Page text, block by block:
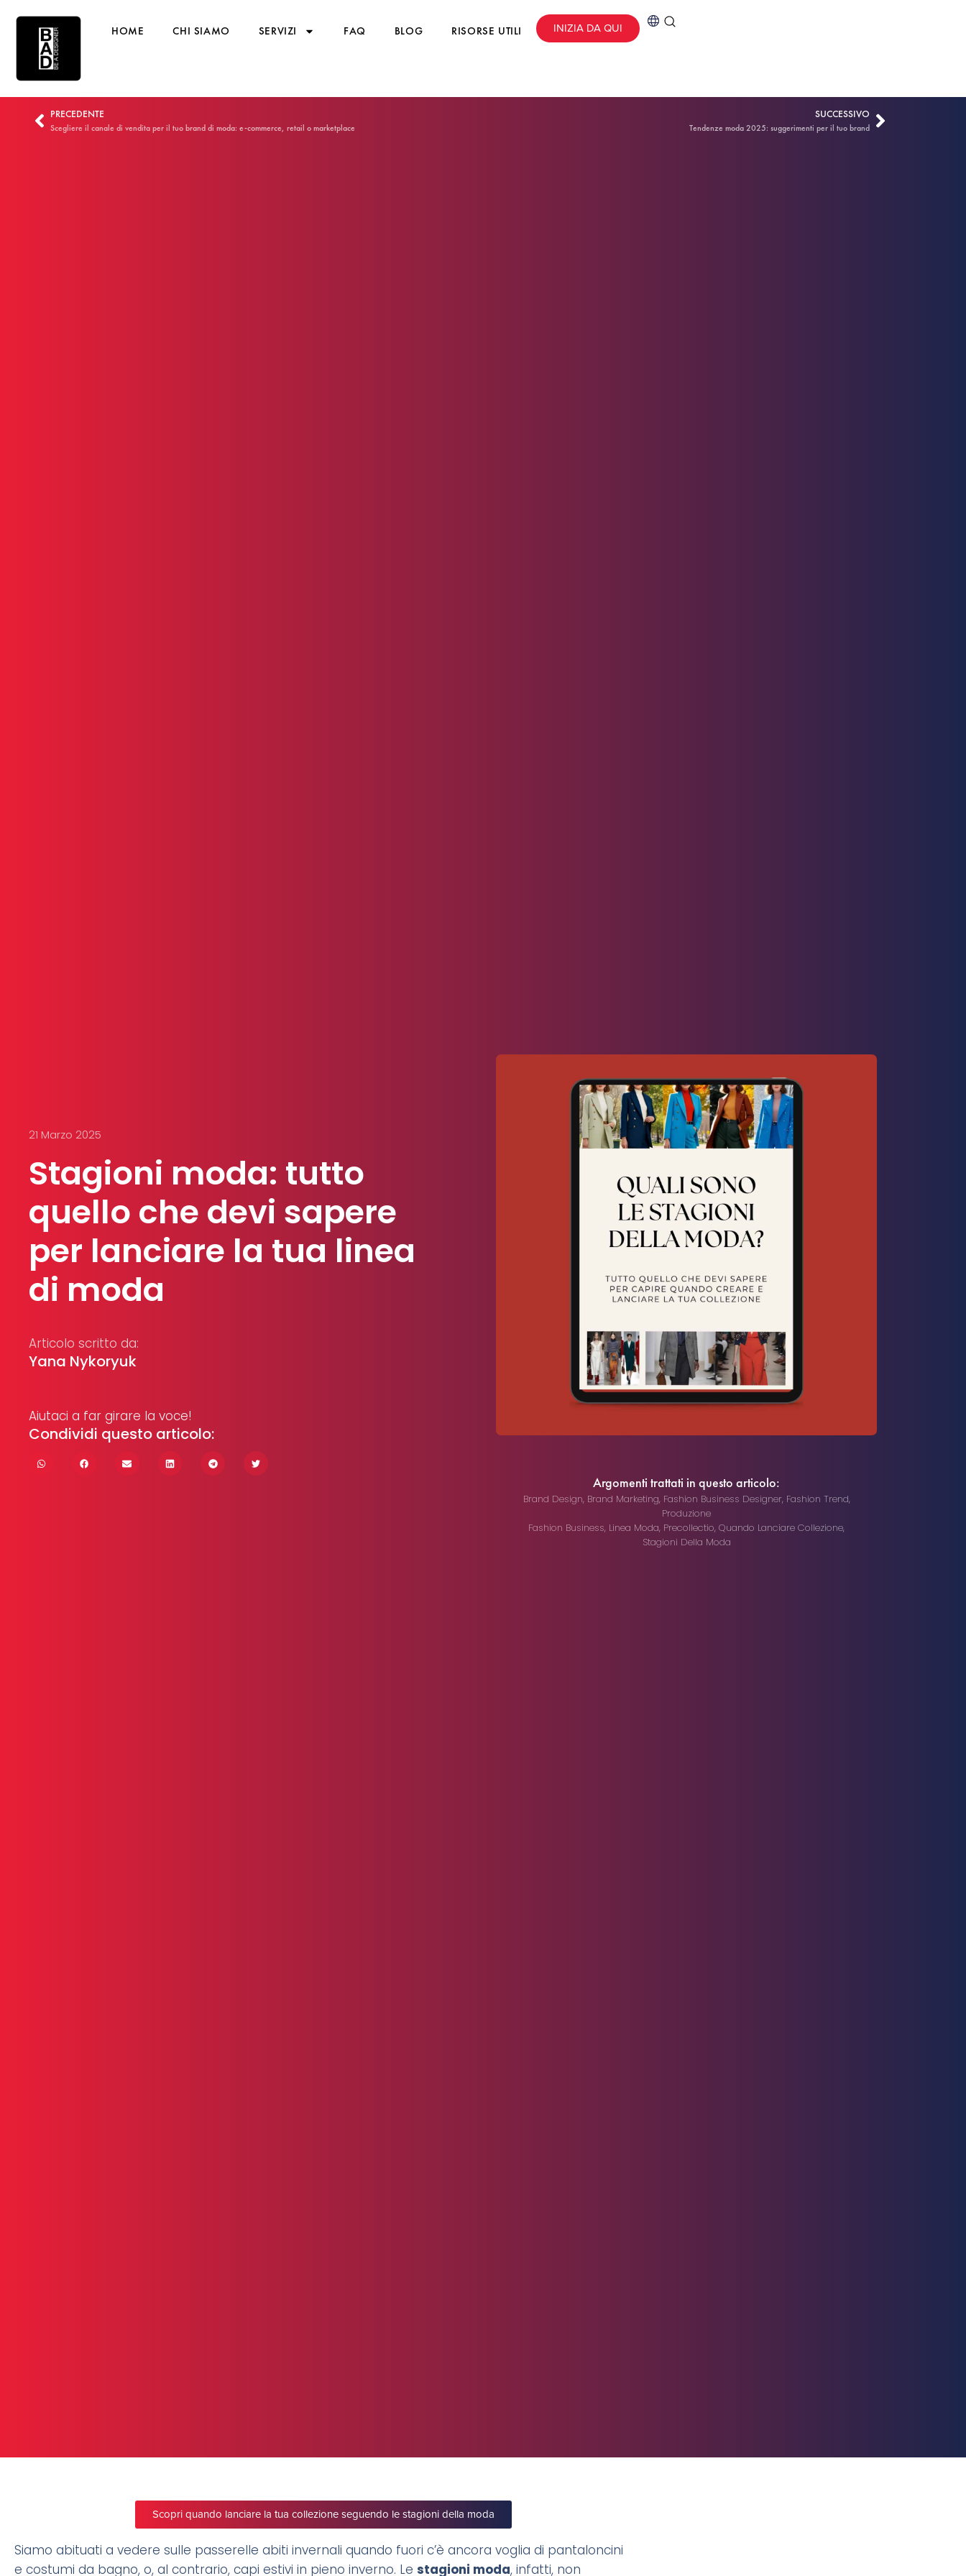
HOME CHI SIAMO SERVIZI FAQ BLOG RISORSE UTILI INIZIA DA QUI
PRECEDENTE
Scegliere il canale di vendita per il tuo brand di moda: e-commerce, retail o marketplace
SUCCESSIVO
Tendenze moda 2025: suggerimenti per il tuo brand
21 Marzo 2025
Stagioni moda: tutto
quello che devi sapere
per lanciare la tua linea
di moda
Articolo scritto da:
Yana Nykoryuk
Aiutaci a far girare la voce!
Condividi questo articolo:
Argomenti trattati in questo articolo:
Brand Design, Brand Marketing, Fashion Business Designer, Fashion Trend,
Produzione
Fashion Business, Linea Moda, Precollectio,Quando Lanciare Collezione,
Stagioni Della Moda
Scopri quando lanciare la tua collezione seguendo le stagioni della moda
Siamo abituati a vedere sulle passerelle abiti invernali quando fuori c’è ancora voglia di pantaloncini
e costumi da bagno, o, al contrario, capi estivi in pieno inverno. Le stagioni moda, infatti, non